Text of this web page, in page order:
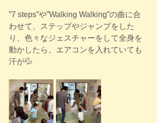
”7 steps”や”Walking Walking”の曲に合
わせて、ステップやジャンプをした
り、色々なジェスチャーをして全身を
動かしたら、エアコンを入れていても
汗が💦